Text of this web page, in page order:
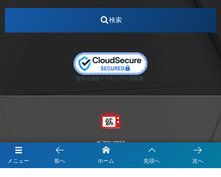
メニュー 前へ ホーム 先頭へ 次へ
エスタカヤ電子工業
オンライン カイタック
キーエンス流性弱説経営 キーエンス解剖
セレクトショップ
ナカシマプロペラ ナカシマプロペラ株式会社
ノートルダム ノートルダム清心
検索
〒700-0822
岡山市北区表町1-10-34山陽ビル2階
Y&I Communication.LABO